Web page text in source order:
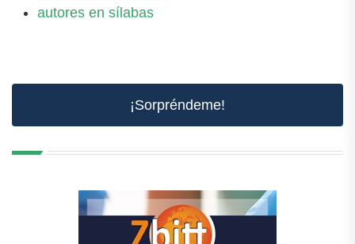
autores en sílabas
¡Sorpréndeme!